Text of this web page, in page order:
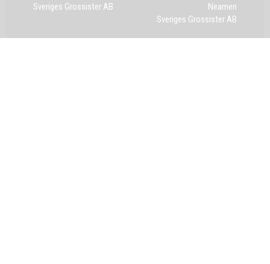
Sveriges Grossister AB
Neamen
Sveriges Grossister AB